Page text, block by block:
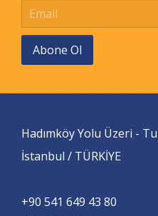
Abone Ol
Hadımköy Yolu Üzeri -
İstanbul / TÜRKİYE
+90 541 649 43 80